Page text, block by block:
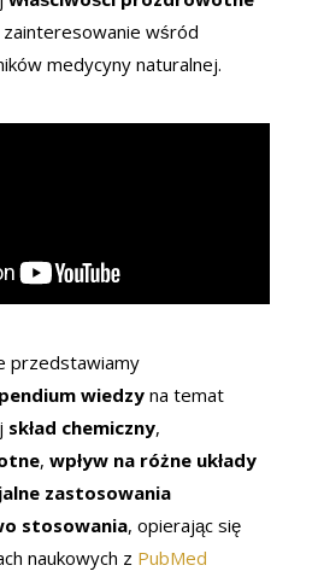
wśród
medycyny naturalnej.
przedstawiamy
wiedzy na temat
skład chemiczny,
, wpływ na różne układy
zastosowania
stosowania, opierając się
naukowych z PubMed